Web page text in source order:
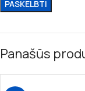
Panašūs